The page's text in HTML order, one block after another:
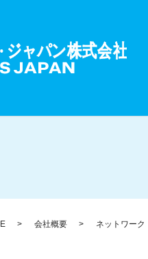
会社概要 ネットワーク